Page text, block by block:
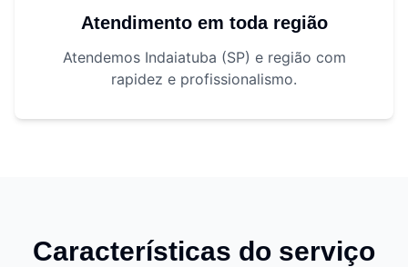
Atendimento em toda região
Atendemos Indaiatuba (SP) e região com
rapidez e profissionalismo.
Características do serviço